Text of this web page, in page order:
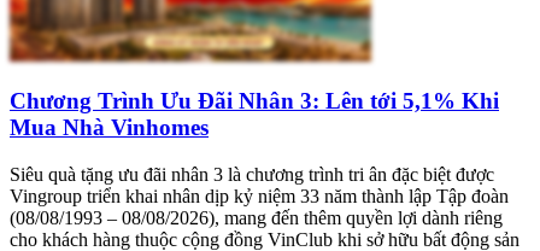
Chương Trình Ưu Đãi Nhân 3: Lên tới 5,1% Khi
Mua Nhà Vinhomes
Siêu quà tặng ưu đãi nhân 3 là chương trình tri ân đặc biệt được
Vingroup triển khai nhân dịp kỷ niệm 33 năm thành lập Tập đoàn
(08/08/1993 – 08/08/2026), mang đến thêm quyền lợi dành riêng
cho khách hàng thuộc cộng đồng VinClub khi sở hữu bất động sản